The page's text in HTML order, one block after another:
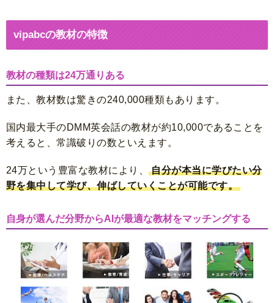
vipabcの教材の特徴
教材の種類は24万通りある
また、教材数は驚きの240,000種類もあります 。
国内最大手のDMM英会話の教材が約10,000であることを
考えると、常識破りの数といえます。
24万という豊富な教材により、 自分が本当に学びたい分
野を集中して学び、伸ばしていくことが可能です。
自身が選んだ分野からAIが最適な教材をマッチングする